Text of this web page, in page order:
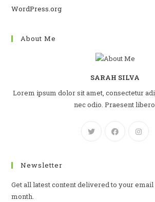
WordPress.org
About Me
SARAH SILVA
Lorem ipsum dolor sit amet, consectetur
nec odio. Praesent
Newsletter
Get all latest content delivered to your
month.